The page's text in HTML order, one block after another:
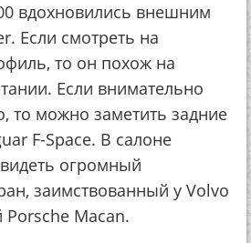
вдохновились внешним
Если смотреть на
то он похож на
Если внимательно
то можно заметить задние
F-Space. В салоне
огромный
заимствованный у Volvo
Macan.